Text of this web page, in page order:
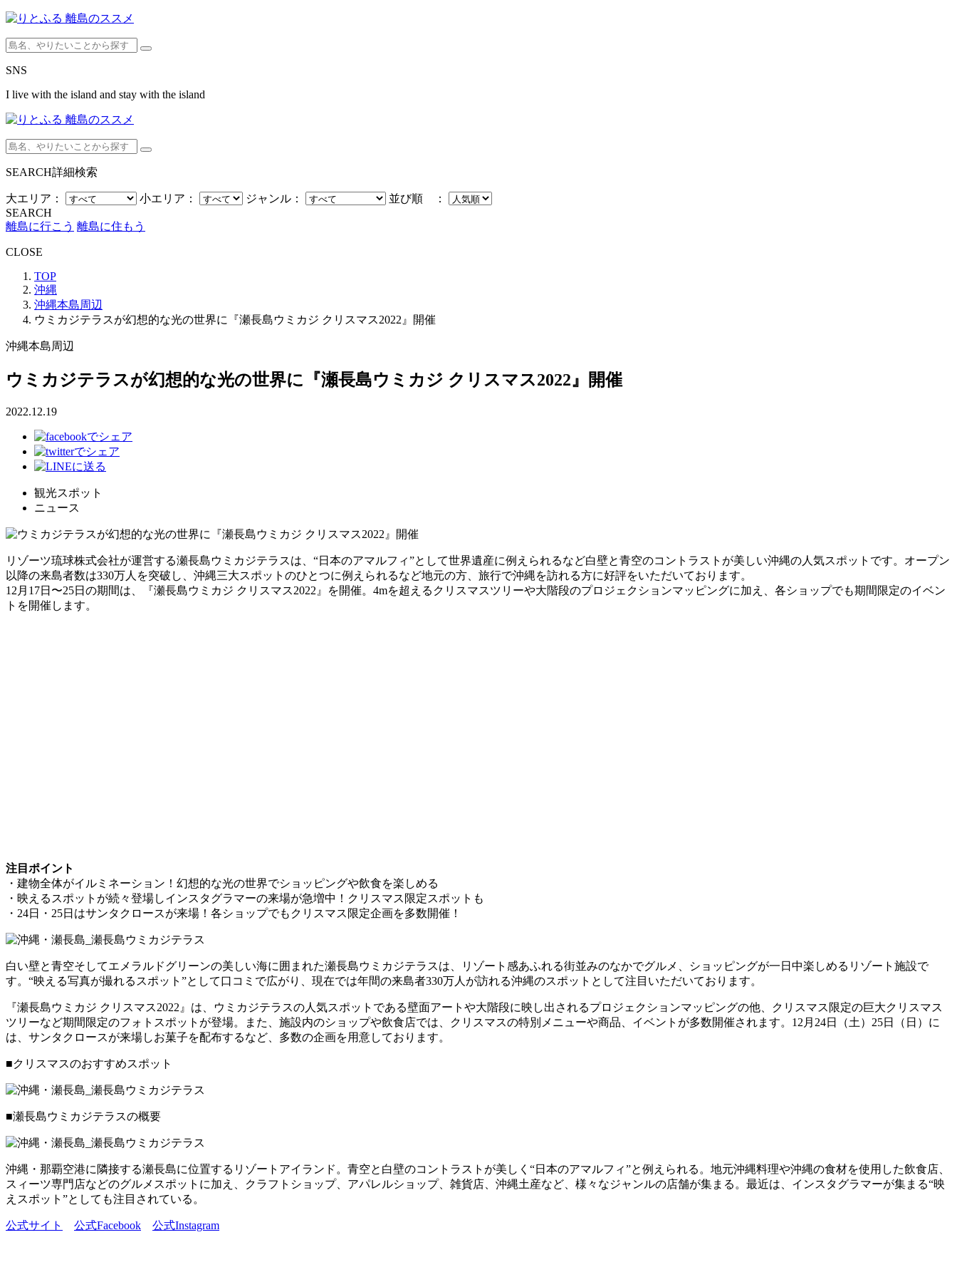
SNS
I live with the island and stay with the island
SEARCH詳細検索
大エリア： 小エリア： ジャンル：
並び順 ：
SEARCH
離島に行こう 離島に住もう
CLOSE
TOP
沖縄
沖縄本島周辺
ウミカジテラスが幻想的な光の世界に『瀬長島ウミカジ クリスマス2022』開催
沖縄本島周辺
ウミカジテラスが幻想的な光の世界に『瀬長島ウミカジ クリスマス2022』開催
2022.12.19
観光スポット
ニュース
リゾーツ琉球株式会社が運営する瀬長島ウミカジテラスは、“日本のアマルフィ”として世界遺産に例えられるなど白壁と青空のコントラストが美しい沖縄の人気スポットです。オープン
以降の来島者数は330万人を突破し、沖縄三大スポットのひとつに例えられるなど地元の方、旅行で沖縄を訪れる方に好評をいただいております。
12月17日〜25日の期間は、『瀬長島ウミカジ クリスマス2022』を開催。4mを超えるクリスマスツリーや大階段のプロジェクションマッピングに加え、各ショップでも期間限定のイベン
トを開催します。
注目ポイント
・建物全体がイルミネーション！幻想的な光の世界でショッピングや飲食を楽しめる
・映えるスポットが続々登場しインスタグラマーの来場が急増中！クリスマス限定スポットも
・24日・25日はサンタクロースが来場！各ショップでもクリスマス限定企画を多数開催！
白い壁と青空そしてエメラルドグリーンの美しい海に囲まれた瀬長島ウミカジテラスは、リゾート感あふれる街並みのなかでグルメ、ショッピングが一日中楽しめるリゾート施設で
す。“映える写真が撮れるスポット”として口コミで広がり、現在では年間の来島者330万人が訪れる沖縄のスポットとして注目いただいております。
『瀬長島ウミカジ クリスマス2022』は、ウミカジテラスの人気スポットである壁面アートや大階段に映し出されるプロジェクションマッピングの他、クリスマス限定の巨大クリスマス
ツリーなど期間限定のフォトスポットが登場。また、施設内のショップや飲食店では、クリスマスの特別メニューや商品、イベントが多数開催されます。12月24日（土）25日（日）に
は、サンタクロースが来場しお菓子を配布するなど、多数の企画を用意しております。
■クリスマスのおすすめスポット
■瀬⻑島ウミカジテラスの概要
沖縄・那覇空港に隣接する瀬長島に位置するリゾートアイランド。青空と白壁のコントラストが美しく“日本のアマルフィ”と例えられる。地元沖縄料理や沖縄の食材を使用した飲食店、
スィーツ専門店などのグルメスポットに加え、クラフトショップ、アパレルショップ、雑貨店、沖縄土産など、様々なジャンルの店舗が集まる。最近は、インスタグラマーが集まる“映
えスポット”としても注目されている。
公式サイト 公式Facebook 公式Instagram